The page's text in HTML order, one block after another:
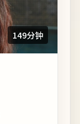
149分钟